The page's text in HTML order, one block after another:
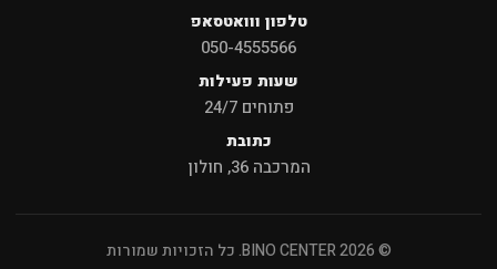
טלפון ווואטסאפ
050-4555566
שעות פעילות
פתוחים 24/7
כתובת
המרכבה 36, חולון
© 2026 BINO CENTER. כל הזכויות שמורות